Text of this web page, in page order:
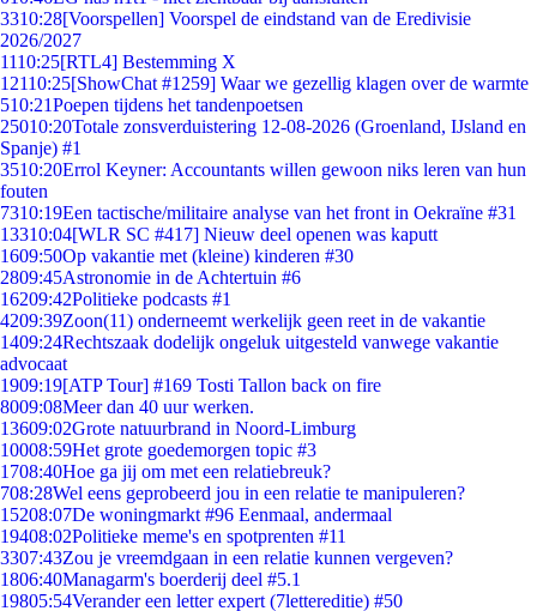
3310:28[Voorspellen] Voorspel de eindstand van de Eredivisie
2026/2027
1110:25[RTL4] Bestemming X
12110:25[ShowChat #1259] Waar we gezellig klagen over de warmte
510:21Poepen tijdens het tandenpoetsen
25010:20Totale zonsverduistering 12-08-2026 (Groenland, IJsland en
Spanje) #1
3510:20Errol Keyner: Accountants willen gewoon niks leren van hun
fouten
7310:19Een tactische/militaire analyse van het front in Oekraïne #31
13310:04[WLR SC #417] Nieuw deel openen was kaputt
1609:50Op vakantie met (kleine) kinderen #30
2809:45Astronomie in de Achtertuin #6
16209:42Politieke podcasts #1
4209:39Zoon(11) onderneemt werkelijk geen reet in de vakantie
1409:24Rechtszaak dodelijk ongeluk uitgesteld vanwege vakantie
advocaat
1909:19[ATP Tour] #169 Tosti Tallon back on fire
8009:08Meer dan 40 uur werken.
13609:02Grote natuurbrand in Noord-Limburg
10008:59Het grote goedemorgen topic #3
1708:40Hoe ga jij om met een relatiebreuk?
708:28Wel eens geprobeerd jou in een relatie te manipuleren?
15208:07De woningmarkt #96 Eenmaal, andermaal
19408:02Politieke meme's en spotprenten #11
3307:43Zou je vreemdgaan in een relatie kunnen vergeven?
1806:40Managarm's boerderij deel #5.1
19805:54Verander een letter expert (7lettereditie) #50